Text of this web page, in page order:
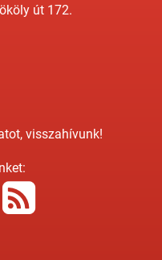
út 172.
visszahívunk!